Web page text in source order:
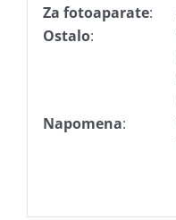
Za fotoaparate:
Ostalo:
Napomena: